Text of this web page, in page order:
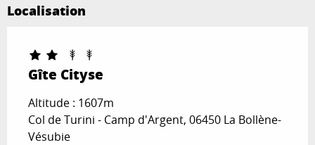
Localisation
Gîte Cityse
Altitude : 1607m
Col de Turini - Camp d'Argent, 06450 La Bollène-
Vésubie